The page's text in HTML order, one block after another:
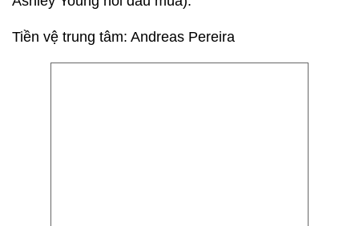
Tiền vệ trung tâm: Andreas Pereira